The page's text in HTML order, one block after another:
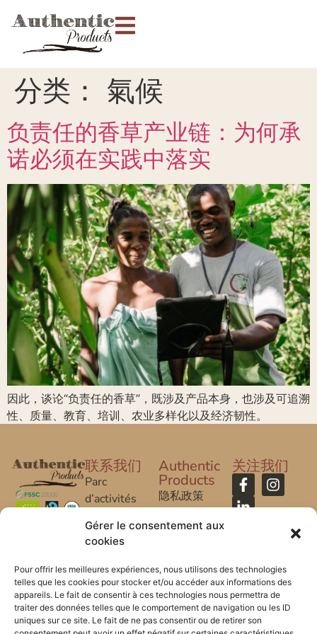
Gérer le consentement aux
cookies
Pour offrir les meilleures expériences, nous utilisons des technologies
telles que les cookies pour stocker et/ou accéder aux informations des
appareils. Le fait de consentir à ces technologies nous permettra de
traiter des données telles que le comportement de navigation ou les ID
uniques sur ce site. Le fait de ne pas consentir ou de retirer son
分类： 氣候
负责任的香草产业链：为何承
诺必须在实践中落实
因此，谈论“负责任的香草”，既涉及产品本身，也涉及可追溯
性、质量、教育、培训、农业多样化以及经济韧性。
联系我们
Parc
d’activités
20 rue
33185 Le
Haillan –
FRANCE
Authentic
Products
隐私政策
法律声明
关注我们